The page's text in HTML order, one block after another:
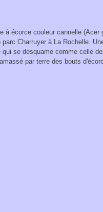
à écorce couleur cannelle (Acer
Charruyer à La Rochelle.
qui se desquame comme celle
par terre des bouts